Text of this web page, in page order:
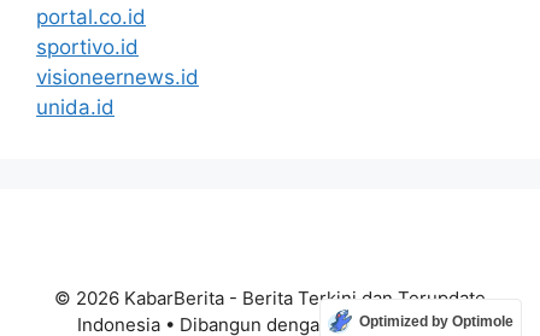
portal.co.id
sportivo.id
visioneernews.id
unida.id
© 2026 KabarBerita - Berita Terkini dan Terupdate
Indonesia• Dibangun denganGeneratePress
Optimized by Optimole